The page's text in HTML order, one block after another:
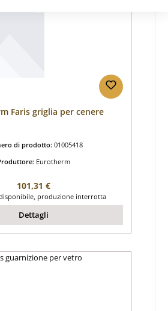
Faris griglia per cenere
di prodotto: 01005418
Eurotherm
Prezzo normale:
101,31 €
produzione interrotta
Dettagli